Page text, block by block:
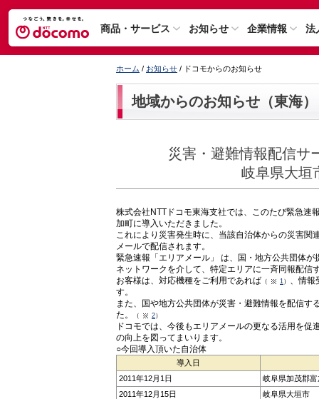
商品・サービス お知らせ 企業情報 法
ホーム / お知らせ / ドコモからのお知らせ
地域からのお知らせ（東海）
災害・避難情報配信サ
岐阜県大垣
株式会社NTTドコモ東海支社では、このたび緊急速
加町に導入いただきました。
これにより災害発生時に、当該自治体からの災害
メールで配信されます。
緊急速報「エリアメール」 は、国・地方公共団体
ネットワークを介して、特定エリアに一斉同報配信
お客様は、対応機種をご利用であれば （ 1）
、情
す。
また、国や地方公共団体が災害・避難情報を配信
た。
（ 2）
ドコモでは、今後もエリアメールの更なる活用を
の向上を図ってまいります。
○今回導入頂いた自治体
導入日
2011年12月1日
岐阜県加茂郡富
2011年12月15日
岐阜県大垣市